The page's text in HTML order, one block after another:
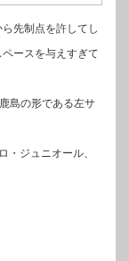
先制点を許してし
ースを与えすぎて
島の形である左サ
・ジュニオール、